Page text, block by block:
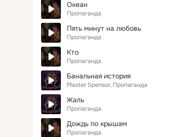
Океан
Пропаганда
Пять минут на любовь
Пропаганда
Кто
Пропаганда
Банальная история
Master Spensor Пропаганда
Жаль
Пропаганда
Дождь по крышам
Пропаганда